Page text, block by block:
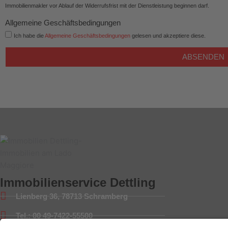
Immobilienmakler vor Ablauf der Widerrufsfrist mit der Dienstleistung beginnen darf.
Allgemeine Geschäftsbedingungen
Ich habe dieAllgemeine Geschäftsbedingungen gelesen und akzeptiere diese.
ABSENDEN
Immobilienservice Dettling
Lienberg 36, 78713 Schramberg
Tel.: 00 49-7422-55500